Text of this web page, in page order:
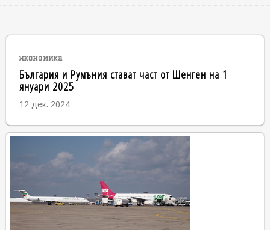
икономика
България и Румъния стават част от Шенген на 1
януари 2025
12 дек. 2024